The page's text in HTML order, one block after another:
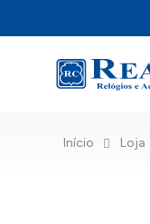
Início Loja